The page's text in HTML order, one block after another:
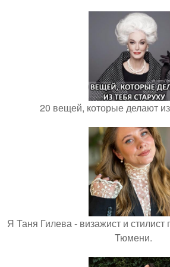
20 вещей, которые делают
Я Таня Гилева - визажист и стилист
Тюмени.